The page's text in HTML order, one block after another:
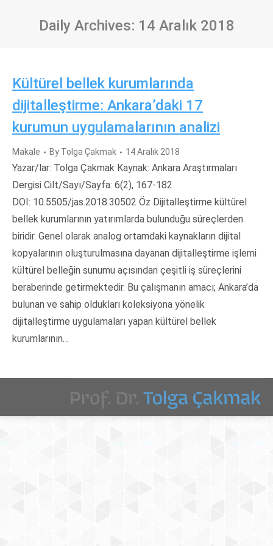
Daily Archives: 14 Aralık 2018
Kültürel bellek kurumlarında
dijitalleştirme: Ankara’daki 17
kurumun uygulamalarının analizi
Makale By Tolga Çakmak 14 Aralık 2018
Yazar/lar: Tolga Çakmak Kaynak: Ankara Araştırmaları
Dergisi Cilt/Sayı/Sayfa: 6(2), 167-182
DOI: 10.5505/jas.2018.30502 Öz Dijitalleştirme kültürel
bellek kurumlarının yatırımlarda bulunduğu süreçlerden
biridir. Genel olarak analog ortamdaki kaynakların dijital
kopyalarının oluşturulmasına dayanan dijitalleştirme işlemi
kültürel belleğin sunumu açısından çeşitli iş süreçlerini
beraberinde getirmektedir. Bu çalışmanın amacı; Ankara’da
bulunan ve sahip oldukları koleksiyona yönelik
dijitalleştirme uygulamaları yapan kültürel bellek
kurumlarının…